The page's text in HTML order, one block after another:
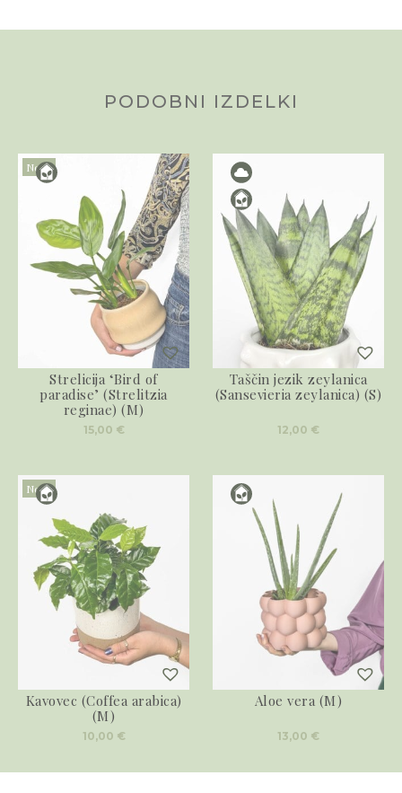
PODOBNI IZDELKI
Novo
Strelicija ‘Bird of
paradise’ (Strelitzia
reginae) (M)
15,00 €
Taščin jezik zeylanica
(Sansevieria zeylanica) (S)
12,00 €
Novo
Kavovec (Coffea arabica)
(M)
10,00 €
Aloe vera (M)
13,00 €